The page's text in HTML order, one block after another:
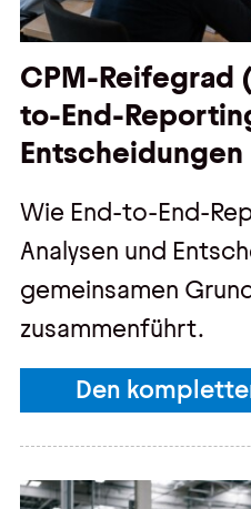
CPM-Reifegrad
to-End-
Entscheidungen
Wie End-to-End-
Analysen und
gemeinsamen
zusammenführt.
Den